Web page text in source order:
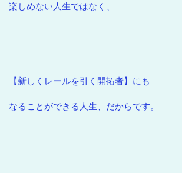
楽しめない人生ではなく、
【新しくレールを引く開拓者】にも
なることができる人生、だからです。